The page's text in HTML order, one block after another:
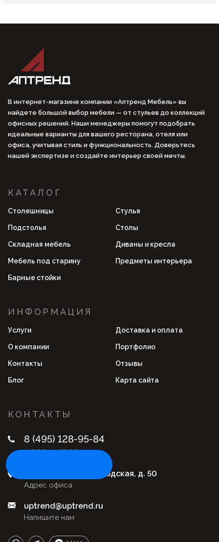
В интернет-магазине компании «Аптренд Мебель» вы
найдете большой выбор мебели — от стульев до коллекций
офисных решений. Наши менеджеры помогут подобрать
идеальные варианты для вашего ресторана, отеля или
офиса, учитывая стиль и функциональность. Доверьтесь
нашей экспертизе и создайте интерьер своей мечты.
КАТАЛОГ
Столешницы Стулья
Подстолья Столы
Складная мебель Диваны и кресла
Мебель под старину Предметы интерьера
Барные стойки
ИНФОРМАЦИЯ
Услуги Доставка и оплата
О компании Портфолио
Контакты Отзывы
Блог Карта сайта
КОНТАКТЫ
8 (495) 128-95-84
с 9:00 до 18:00
Адрес офиса
Москва, ул. Нижегородская, д. 50
Напишите нам
uptrend@uptrend.ru